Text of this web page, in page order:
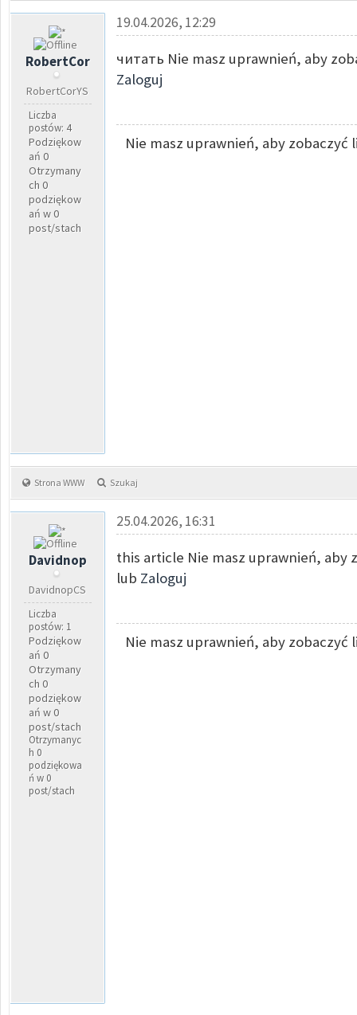
RobertCor
RobertCorYS
Liczba
postów: 4
Podziękow
ań 0
Otrzymany
ch 0
podziękow
ań w 0
post/stach
19.04.2026, 12:29
читать Nie masz uprawnień, aby
Zaloguj
Nie masz uprawnień, aby zobaczyć
Strona WWW Szukaj
Davidnop
DavidnopCS
Liczba
postów: 1
Podziękow
ań 0
Otrzymany
ch 0
podziękow
ań w 0
post/stach
Otrzymanyc
h 0
podziękowa
ń w 0
post/stach
25.04.2026, 16:31
this article Nie masz uprawnień, aby
lub Zaloguj
Nie masz uprawnień, aby zobaczyć